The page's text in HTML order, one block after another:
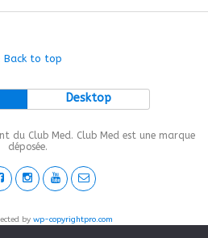
Back to top
Desktop
du Club Med. Club Med est une marque
déposée.
by wp-copyrightpro.com